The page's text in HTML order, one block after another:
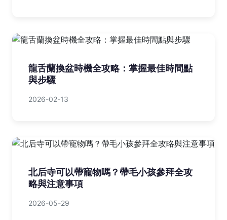
龍舌蘭換盆時機全攻略：掌握最佳時間點
與步驟
2026-02-13
北后寺可以帶寵物嗎？帶毛小孩參拜全攻
略與注意事項
2026-05-29